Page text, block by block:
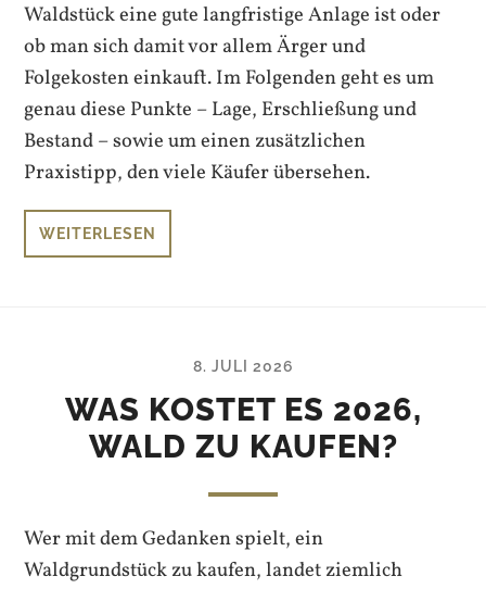
Waldstück eine gute langfristige Anlage ist oder
ob man sich damit vor allem Ärger und
Folgekosten einkauft. Im Folgenden geht es um
genau diese Punkte – Lage, Erschließung und
Bestand – sowie um einen zusätzlichen
Praxistipp, den viele Käufer übersehen.
WEITERLESEN
8. JULI 2026
WAS KOSTET ES 2026,
WALD ZU KAUFEN?
Wer mit dem Gedanken spielt, ein
Waldgrundstück zu kaufen, landet ziemlich